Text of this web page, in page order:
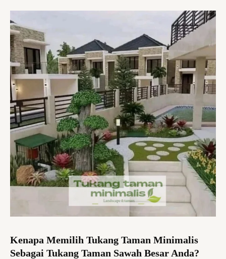
Kenapa Memilih Tukang Taman Minimalis
Sebagai Tukang Taman Sawah Besar Anda?